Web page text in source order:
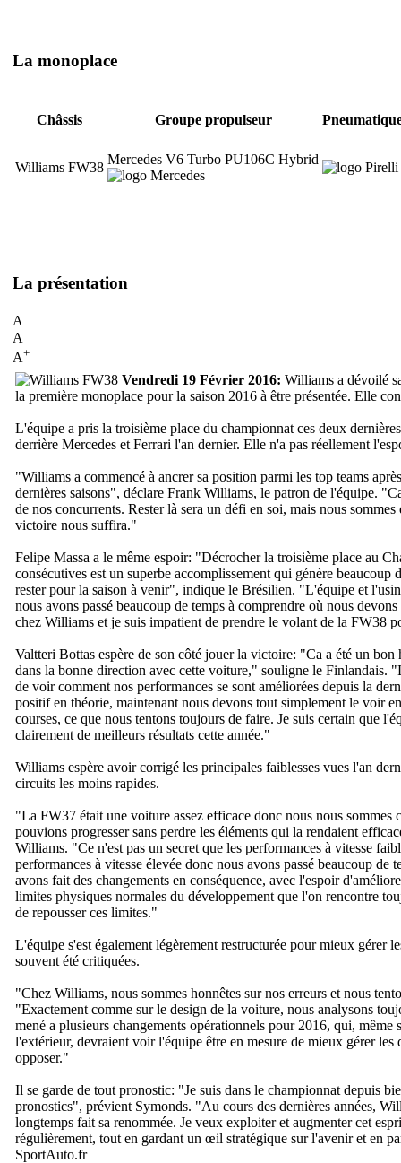
La monoplace
Châssis Groupe propulseur
Williams FW38
Mercedes V6 Turbo PU106C Hybrid
La présentation
A-
A
A+
Vendredi 19 Février 2016: Williams a dévoilé
la première monoplace pour la saison 2016 à être présentée. Elle
L'équipe a pris la troisième place du championnat ces deux
derrière Mercedes et Ferrari l'an dernier. Elle n'a pas réellement
"Williams a commencé à ancrer sa position parmi les top teams
dernières saisons", déclare Frank Williams, le patron de l'équipe. "
de nos concurrents. Rester là sera un défi en soi, mais nous
victoire nous suffira."
Felipe Massa a le même espoir: "Décrocher la troisième place au
consécutives est un superbe accomplissement qui génère
rester pour la saison à venir", indique le Brésilien. "L'équipe et
nous avons passé beaucoup de temps à comprendre où nous
chez Williams et je suis impatient de prendre le volant de la FW38
Valtteri Bottas espère de son côté jouer la victoire: "Ca a été un bon
dans la bonne direction avec cette voiture," souligne le Finlandais. "
de voir comment nos performances se sont améliorées depuis la
positif en théorie, maintenant nous devons tout simplement le voir
courses, ce que nous tentons toujours de faire. Je suis certain que
clairement de meilleurs résultats cette année."
Williams espère avoir corrigé les principales faiblesses vues l'an
circuits les moins rapides.
"La FW37 était une voiture assez efficace donc nous nous sommes
pouvions progresser sans perdre les éléments qui la rendaient
Williams. "Ce n'est pas un secret que les performances à vitesse
performances à vitesse élevée donc nous avons passé beaucoup de
avons fait des changements en conséquence, avec l'espoir
limites physiques normales du développement que l'on rencontre
de repousser ces limites."
L'équipe s'est également légèrement restructurée pour mieux gérer
souvent été critiquées.
"Chez Williams, nous sommes honnêtes sur nos erreurs et nous
"Exactement comme sur le design de la voiture, nous analysons
mené a plusieurs changements opérationnels pour 2016, qui,
l'extérieur, devraient voir l'équipe être en mesure de mieux gérer
opposer."
Il se garde de tout pronostic: "Je suis dans le championnat depuis
pronostics", prévient Symonds. "Au cours des dernières années,
longtemps fait sa renommée. Je veux exploiter et augmenter cet
régulièrement, tout en gardant un œil stratégique sur l'avenir et en
SportAuto.fr